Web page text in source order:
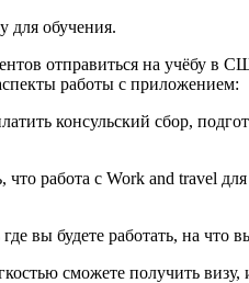
для обучения.
отправиться на учёбу в
работы с приложением:
консульский сбор,
что работа с Work and
вы будете работать, на
сможете получить